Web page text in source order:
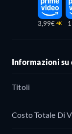
3,99€ 4K
Informazioni su
Titoli
Costo Totale Di